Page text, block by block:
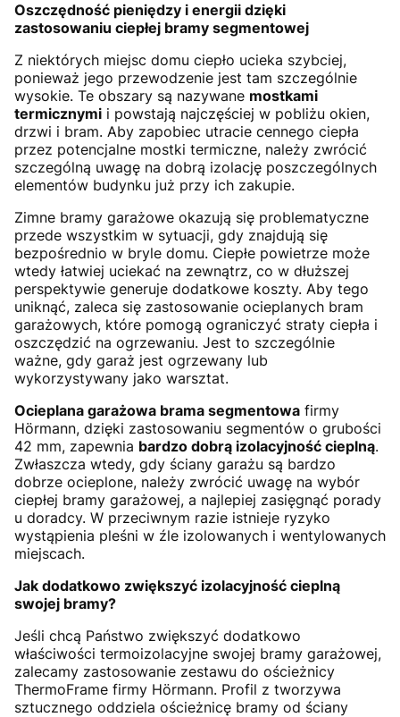
Oszczędność pieniędzy i energii dzięki
zastosowaniu ciepłej bramy segmentowej
Z niektórych miejsc domu ciepło ucieka szybciej,
ponieważ jego przewodzenie jest tam szczególnie
wysokie. Te obszary są nazywane mostkami
termicznymi i powstają najczęściej w pobliżu okien,
drzwi i bram. Aby zapobiec utracie cennego ciepła
przez potencjalne mostki termiczne, należy zwrócić
szczególną uwagę na dobrą izolację poszczególnych
elementów budynku już przy ich zakupie.
Zimne bramy garażowe okazują się problematyczne
przede wszystkim w sytuacji, gdy znajdują się
bezpośrednio w bryle domu. Ciepłe powietrze może
wtedy łatwiej uciekać na zewnątrz, co w dłuższej
perspektywie generuje dodatkowe koszty. Aby tego
uniknąć, zaleca się zastosowanie ocieplanych bram
garażowych, które pomogą ograniczyć straty ciepła i
oszczędzić na ogrzewaniu. Jest to szczególnie
ważne, gdy garaż jest ogrzewany lub
wykorzystywany jako warsztat.
Ocieplana garażowa brama segmentowa firmy
Hörmann, dzięki zastosowaniu segmentów o grubości
42 mm, zapewnia bardzo dobrą izolacyjność cieplną.
Zwłaszcza wtedy, gdy ściany garażu są bardzo
dobrze ocieplone, należy zwrócić uwagę na wybór
ciepłej bramy garażowej, a najlepiej zasięgnąć porady
u doradcy. W przeciwnym razie istnieje ryzyko
wystąpienia pleśni w źle izolowanych i wentylowanych
miejscach.
Jak dodatkowo zwiększyć izolacyjność cieplną
swojej bramy?
Jeśli chcą Państwo zwiększyć dodatkowo
właściwości termoizolacyjne swojej bramy garażowej,
zalecamy zastosowanie zestawu do ościeżnicy
ThermoFrame firmy Hörmann. Profil z tworzywa
sztucznego oddziela ościeżnicę bramy od ściany